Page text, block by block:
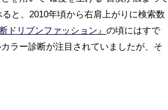
と、2010年頃から右肩上がりに検索数
ドリブンファッション』 の頃にはすで
ラー診断が注目されていましたが、そ